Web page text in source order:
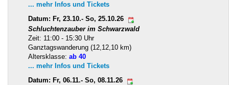
... mehr Infos und Tickets
Datum: Fr, 23.10.- So, 25.10.26
Schluchtenzauber im Schwarzwald
Zeit: 11:00 - 15:30 Uhr
Ganztagswanderung (12,12,10 km)
Altersklasse: ab 40
... mehr Infos und Tickets
Datum: Fr, 06.11.- So, 08.11.26